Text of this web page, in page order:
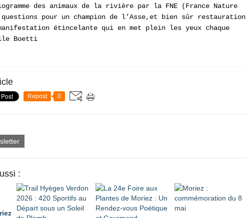
des animaux de la rivière par la FNE (France Nature
questions pour un champion de l’Asse,et bien sûr restauration
étincelante qui en met plein les yeux chaque
Boetti
Repost 0
: